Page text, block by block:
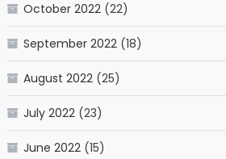
October 2022(22)
September 2022(18)
August 2022(25)
July 2022(23)
June 2022(15)